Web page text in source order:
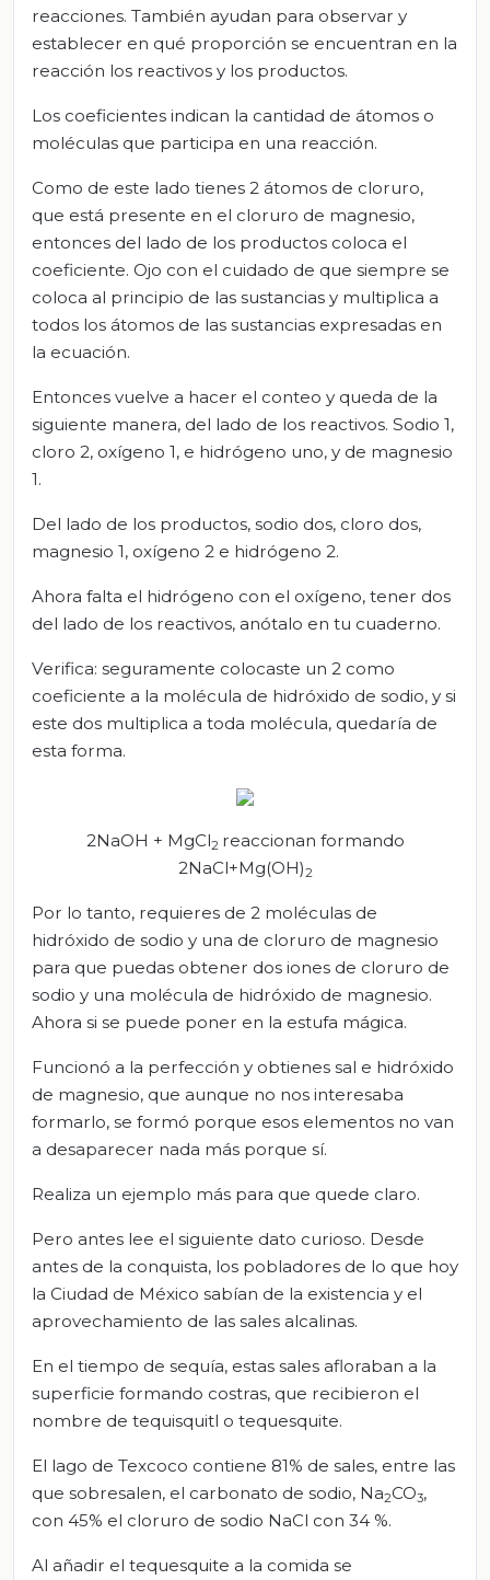
reacciones. También ayudan para observar y
establecer en qué proporción se encuentran en la
reacción los reactivos y los productos.
Los coeficientes indican la cantidad de átomos o
moléculas que participa en una reacción.
Como de este lado tienes 2 átomos de cloruro,
que está presente en el cloruro de magnesio,
entonces del lado de los productos coloca el
coeficiente. Ojo con el cuidado de que siempre se
coloca al principio de las sustancias y multiplica a
todos los átomos de las sustancias expresadas en
la ecuación.
Entonces vuelve a hacer el conteo y queda de la
siguiente manera, del lado de los reactivos. Sodio 1,
cloro 2, oxígeno 1, e hidrógeno uno, y de magnesio
1.
Del lado de los productos, sodio dos, cloro dos,
magnesio 1, oxígeno 2 e hidrógeno 2.
Ahora falta el hidrógeno con el oxígeno, tener dos
del lado de los reactivos, anótalo en tu cuaderno.
Verifica: seguramente colocaste un 2 como
coeficiente a la molécula de hidróxido de sodio, y si
este dos multiplica a toda molécula, quedaría de
esta forma.
2NaOH + MgCl2 reaccionan formando
2NaCl+Mg(OH)2
Por lo tanto, requieres de 2 moléculas de
hidróxido de sodio y una de cloruro de magnesio
para que puedas obtener dos iones de cloruro de
sodio y una molécula de hidróxido de magnesio.
Ahora si se puede poner en la estufa mágica.
Funcionó a la perfección y obtienes sal e hidróxido
de magnesio, que aunque no nos interesaba
formarlo, se formó porque esos elementos no van
a desaparecer nada más porque sí.
Realiza un ejemplo más para que quede claro.
Pero antes lee el siguiente dato curioso. Desde
antes de la conquista, los pobladores de lo que hoy
la Ciudad de México sabían de la existencia y el
aprovechamiento de las sales alcalinas.
En el tiempo de sequía, estas sales afloraban a la
superficie formando costras, que recibieron el
nombre de tequisquitl o tequesquite.
El lago de Texcoco contiene 81% de sales, entre las
que sobresalen, el carbonato de sodio, Na2CO3,
con 45% el cloruro de sodio NaCl con 34 %.
Al añadir el tequesquite a la comida se